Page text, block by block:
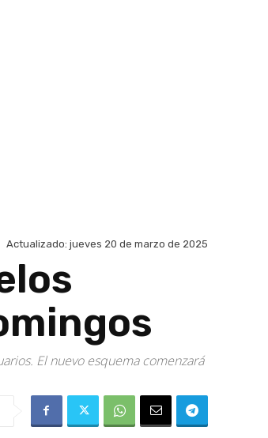
Actualizado: jueves 20 de marzo de 2025
El nuevo esquema comenzará